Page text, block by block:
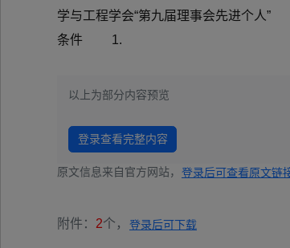
学与工程学会“第九届理事会先进个人”
条件 1.
以上为部分内容预览
登录查看完整内容
原文信息来自官方网站， 登录后可查看原文链
附件： 2个， 登录后可下载